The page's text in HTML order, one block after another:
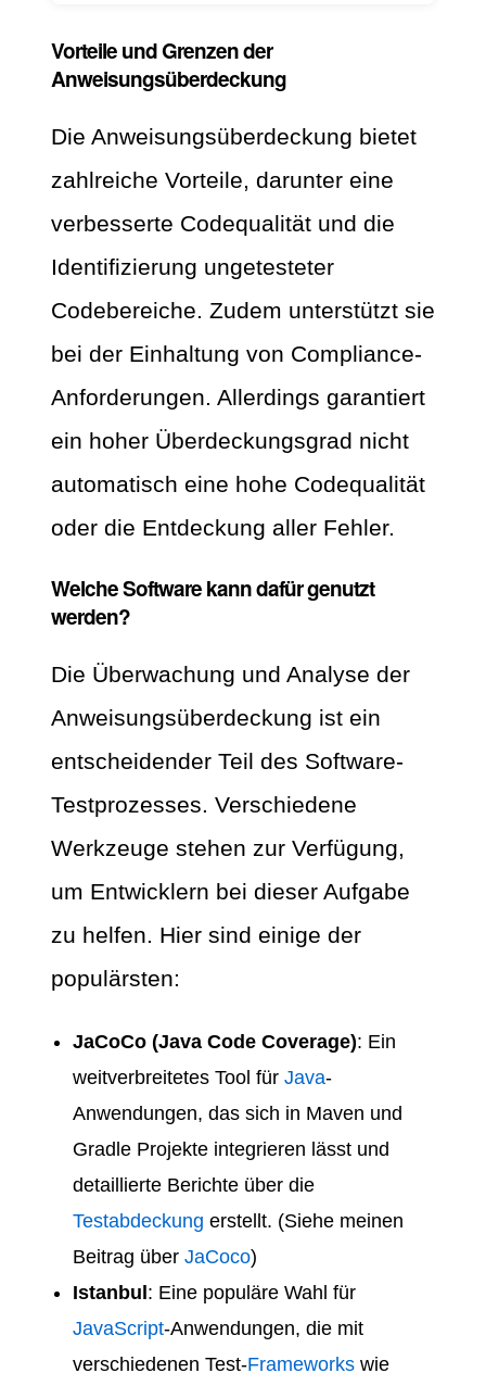
Vorteile und Grenzen der
Anweisungsüberdeckung
Die Anweisungsüberdeckung bietet
zahlreiche Vorteile, darunter eine
verbesserte Codequalität und die
Identifizierung ungetesteter
Codebereiche. Zudem unterstützt sie
bei der Einhaltung von Compliance-
Anforderungen. Allerdings garantiert
ein hoher Überdeckungsgrad nicht
automatisch eine hohe Codequalität
oder die Entdeckung aller Fehler.
Welche Software kann dafür genutzt
werden?
Die Überwachung und Analyse der
Anweisungsüberdeckung ist ein
entscheidender Teil des Software-
Testprozesses. Verschiedene
Werkzeuge stehen zur Verfügung,
um Entwicklern bei dieser Aufgabe
zu helfen. Hier sind einige der
populärsten:
JaCoCo (Java Code Coverage): Ein
weitverbreitetes Tool für Java-
Anwendungen, das sich in Maven und
Gradle Projekte integrieren lässt und
detaillierte Berichte über die
Testabdeckung erstellt. (Siehe meinen
Beitrag über JaCoco)
Istanbul : Eine populäre Wahl für
JavaScript-Anwendungen, die mit
verschiedenen Test-Frameworks wie